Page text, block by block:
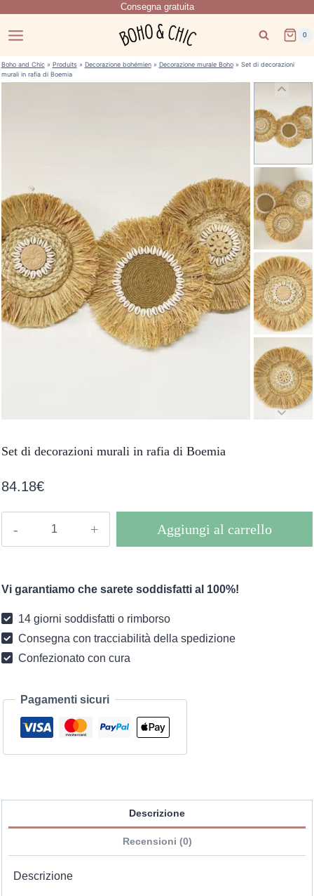
contenuto
Consegna gratuita
0
Boho and Chic» Produits» Decorazione bohémien» Decorazione murale Boho» Set di decorazioni
murali in rafia di Boemia
Set di decorazioni murali in rafia di Boemia
84.18€
in
di
Boemia
quantità
Aggiungi al carrello
Vi garantiamo che sarete soddisfatti al 100%!
14 giorni soddisfatti o rimborso
Consegna con tracciabilità della spedizione
Confezionato con cura
Pagamenti sicuri
Descrizione
Recensioni (0)
Descrizione